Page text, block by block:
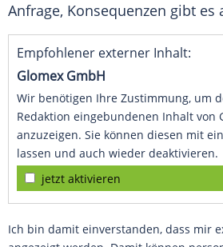
Anfrage, Konsequenzen gibt
Empfohlener externer Inhalt:
Glomex GmbH
Wir benötigen Ihre Zustimmung, um
Redaktion eingebundenen Inhalt von
anzuzeigen. Sie können diesen mit
lassen und auch wieder deaktivieren.
jetzt aktivieren
Ich bin damit einverstanden, dass mir